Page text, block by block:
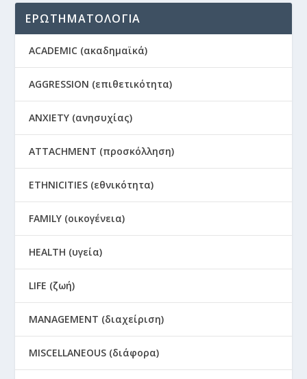
ΕΡΩΤΗΜΑΤΟΛΟΓΙΑ
ACADEMIC (ακαδημαϊκά)
AGGRESSION (επιθετικότητα)
ANXIETY (ανησυχίας)
ATTACHMENT (προσκόλληση)
ETHNICITIES (εθνικότητα)
FAMILY (οικογένεια)
HEALTH (υγεία)
LIFE (ζωή)
MANAGEMENT (διαχείριση)
MISCELLANEOUS (διάφορα)